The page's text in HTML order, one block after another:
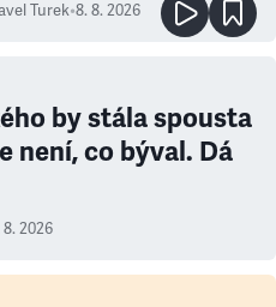
Turek•8. 8. 2026
by stála spousta
není, co býval. Dá
8. 2026